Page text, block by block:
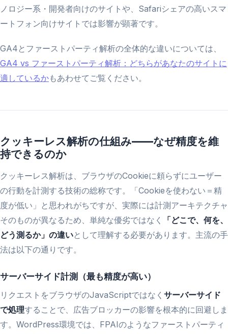
ノロジー系・開発者向けのサイトや、Safariシェアの高いスマ
ートフォン向けサイトでは影響が顕著です。
GA4とファーストパーティ解析の全体的な違いについては、
GA4 vs ファーストパーティ解析：どちらがあなたのサイトに
適しているかもあわせてご覧ください。
クッキーレス解析の仕組み——なぜ精度を維
持できるのか
クッキーレス解析は、ブラウザのCookieに頼らずにユーザー
の行動を計測する技術の総称です。「Cookieを使わない＝精
度が低い」と思われがちですが、実際には計測アーキテクチャ
そのものが異なるため、単純な優劣ではなく
「どこで、何を、
どう測るか」の違いとして理解する必要があります。主流の手
法は以下の通りです。
サーバーサイド計測（最も精度が高い）
リクエストをブラウザのJavaScriptではなく サーバーサイド
で処理することで、広告ブロッカーの影響を根本的に回避しま
す。WordPress環境では、FPAIのようなファーストパーティ